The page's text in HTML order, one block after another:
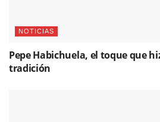
NOTICIAS
Pepe Habichuela, el toque que
tradición